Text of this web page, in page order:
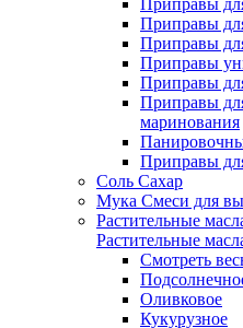
Приправы
Приправы
Приправы
Приправы
Приправы
Приправы
маринования
Приправы
Соль Сахар
Мука Смеси для
Растительные
Растительные
Смотреть
Оливковое
Кукурузное